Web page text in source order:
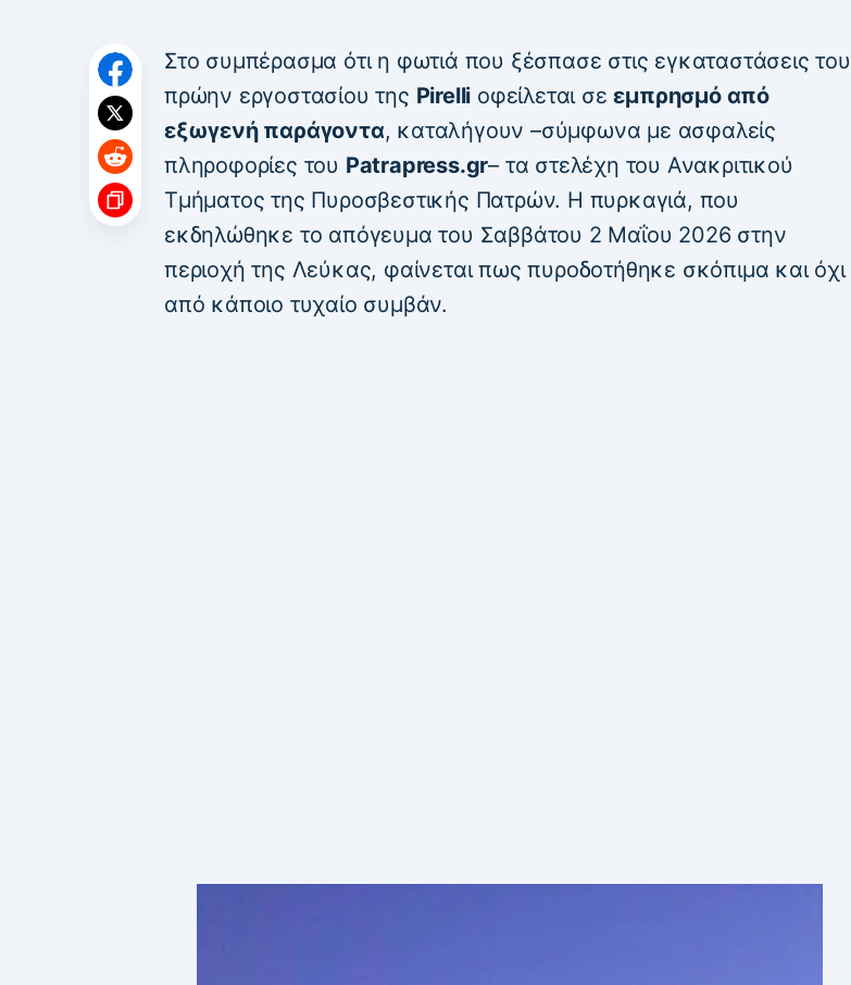
Στο συμπέρασμα ότι η φωτιά που ξέσπασε στις εγκαταστάσεις του
πρώην εργοστασίου της Pirelli οφείλεται σεεμπρησμό από
εξωγενή παράγοντα, καταλήγουν –σύμφωνα με ασφαλείς
πληροφορίες του Patrapress.gr– τα στελέχη του Ανακριτικού
Τμήματος της Πυροσβεστικής Πατρών. Η πυρκαγιά, που
εκδηλώθηκε το απόγευμα του Σαββάτου 2 Μαΐου 2026 στην
περιοχή της Λεύκας, φαίνεται πως πυροδοτήθηκε σκόπιμα και όχι
από κάποιο τυχαίο συμβάν.